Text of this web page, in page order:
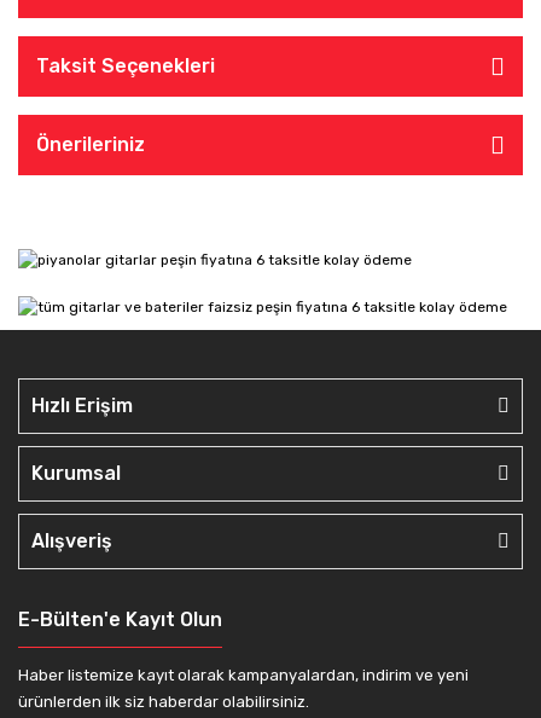
Taksit Seçenekleri
Önerileriniz
Hızlı Erişim
Kurumsal
Alışveriş
E-Bülten'e Kayıt Olun
Haber listemize kayıt olarak kampanyalardan, indirim ve yeni
ürünlerden ilk siz haberdar olabilirsiniz.